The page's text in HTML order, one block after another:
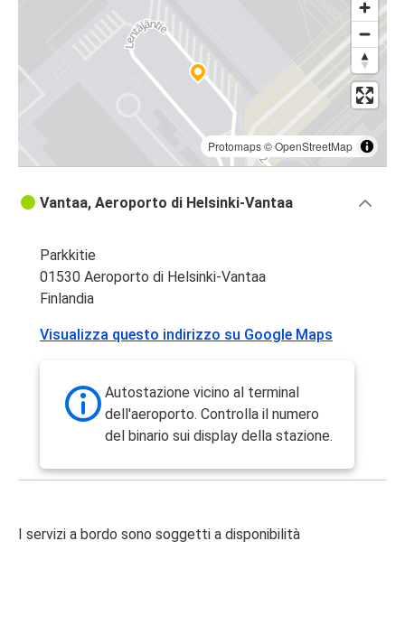
Protomaps©OpenStreetMap
Vantaa, Aeroporto di Helsinki-Vantaa
Parkkitie
01530 Aeroporto di Helsinki-Vantaa
Finlandia
Visualizza questo indirizzo su Google Maps
Autostazione vicino al terminal
dell'aeroporto. Controlla il numero
del binario sui display della stazione.
I servizi a bordo sono soggetti a disponibilità